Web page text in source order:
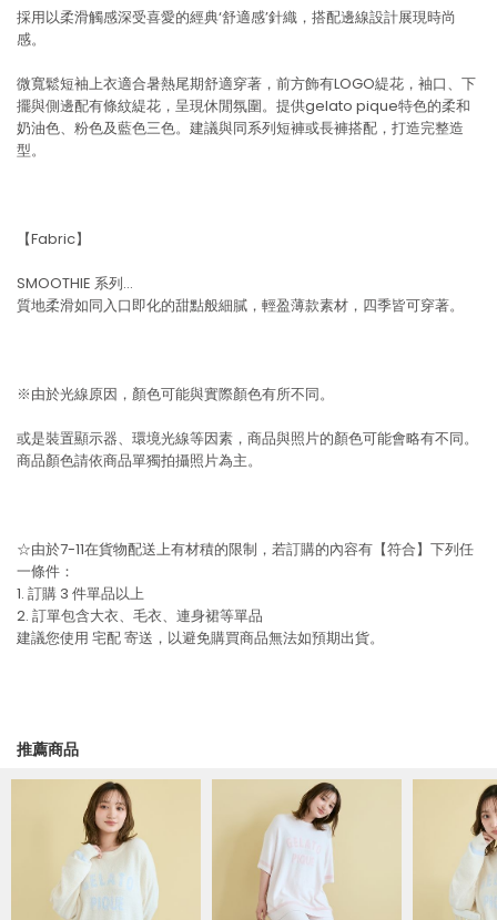
採用以柔滑觸感深受喜愛的經典‘舒適感’針織，搭配邊線設計展現時尚
感。
微寬鬆短袖上衣適合暑熱尾期舒適穿著，前方飾有LOGO緹花，袖口、下
擺與側邊配有條紋緹花，呈現休閒氛圍。提供gelato pique特色的柔和
奶油色、粉色及藍色三色。建議與同系列短褲或長褲搭配，打造完整造
型。
【Fabric】
SMOOTHIE 系列…
質地柔滑如同入口即化的甜點般細膩，輕盈薄款素材，四季皆可穿著。
※由於光線原因，顏色可能與實際顏色有所不同。
或是裝置顯示器、環境光線等因素，商品與照片的顏色可能會略有不同。
商品顏色請依商品單獨拍攝照片為主。
☆由於7-11在貨物配送上有材積的限制，若訂購的內容有【符合】下列任
一條件：
1. 訂購 3 件單品以上
2. 訂單包含大衣、毛衣、連身裙等單品
建議您使用 宅配寄送，以避免購買商品無法如預期出貨。
推薦商品